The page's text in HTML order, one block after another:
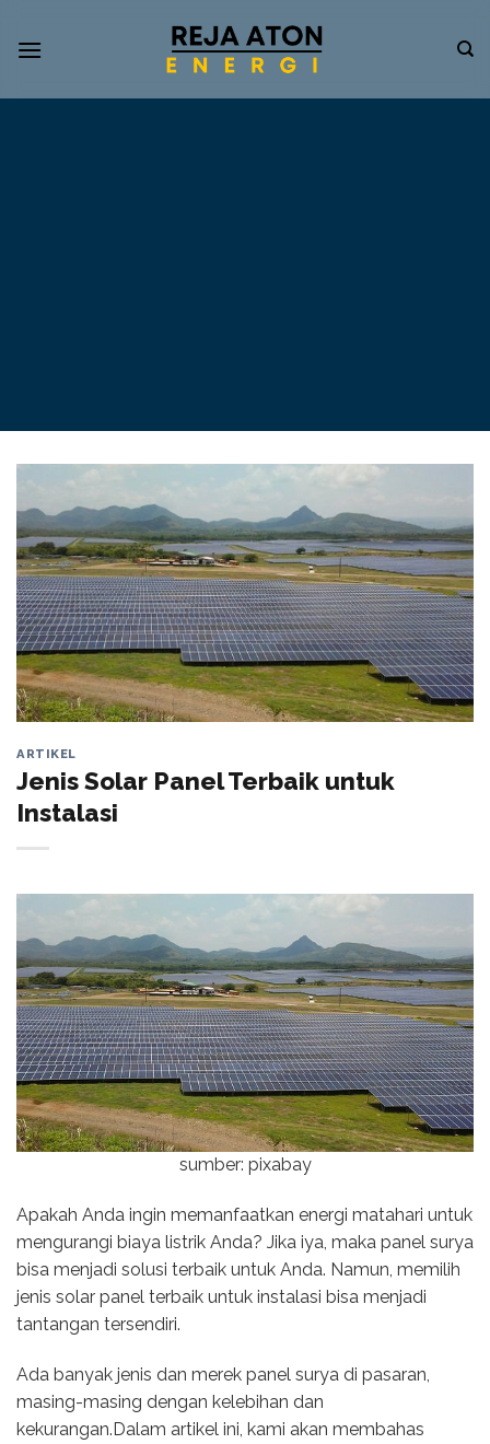
Informasi
ARTIKEL
Jenis Solar Panel Terbaik untuk
Instalasi
sumber: pixabay
Apakah Anda ingin memanfaatkan energi matahari untuk
mengurangi biaya listrik Anda? Jika iya, maka panel surya
bisa menjadi solusi terbaik untuk Anda. Namun, memilih
jenis solar panel terbaik untuk instalasi bisa menjadi
tantangan tersendiri.
Ada banyak jenis dan merek panel surya di pasaran,
masing-masing dengan kelebihan dan
kekurangan.Dalam artikel ini, kami akan membahas